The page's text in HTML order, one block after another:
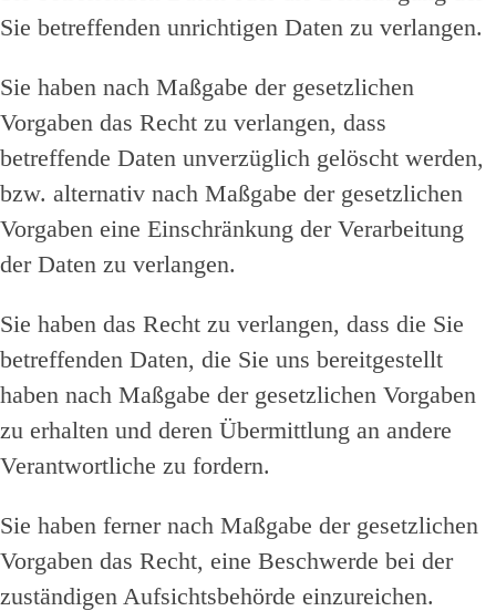
Sie betreffenden unrichtigen Daten zu verlangen.
Sie haben nach Maßgabe der gesetzlichen
Vorgaben das Recht zu verlangen, dass
betreffende Daten unverzüglich gelöscht werden,
bzw. alternativ nach Maßgabe der gesetzlichen
Vorgaben eine Einschränkung der Verarbeitung
der Daten zu verlangen.
Sie haben das Recht zu verlangen, dass die Sie
betreffenden Daten, die Sie uns bereitgestellt
haben nach Maßgabe der gesetzlichen Vorgaben
zu erhalten und deren Übermittlung an andere
Verantwortliche zu fordern.
Sie haben ferner nach Maßgabe der gesetzlichen
Vorgaben das Recht, eine Beschwerde bei der
zuständigen Aufsichtsbehörde einzureichen.